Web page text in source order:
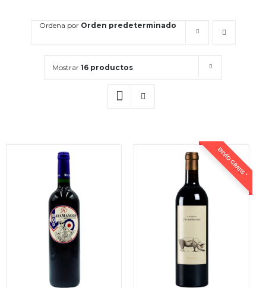
Ordena por Orden predeterminado
Mostrar 16 productos
ENVÍO GRATIS *